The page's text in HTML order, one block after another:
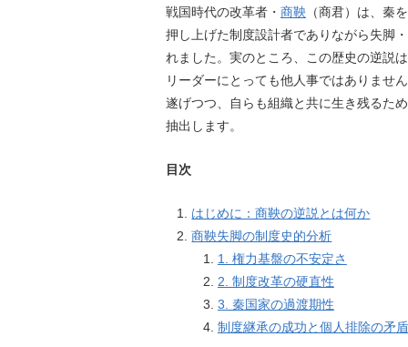
戦国時代の改革者・ 商鞅 （商君）は、秦
押し上げた制度設計者でありながら失脚
れました。実のところ、この歴史の逆説
リーダーにとっても他人事ではありませ
遂げつつ、自らも組織と共に生き残るた
抽出します。
目次
はじめに：商鞅の逆説とは何か
商鞅失脚の制度史的分析
1. 権力基盤の不安定さ
2. 制度改革の硬直性
3. 秦国家の過渡期性
制度継承の成功と個人排除の矛盾